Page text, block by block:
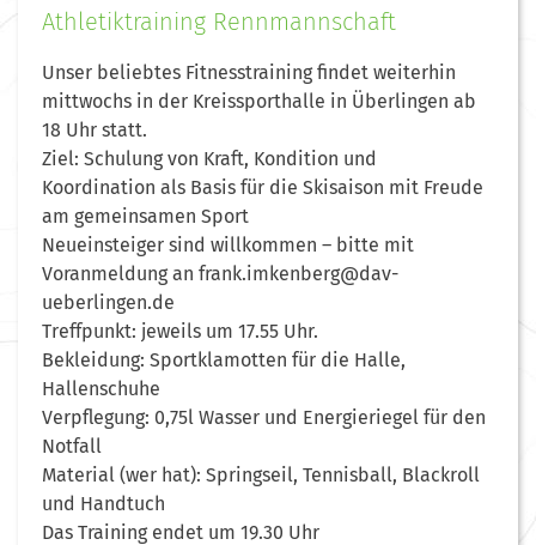
Athletiktraining Rennmannschaft
Unser beliebtes Fitnesstraining findet weiterhin
mittwochs in der Kreissporthalle in Überlingen ab
18 Uhr statt.
Ziel: Schulung von Kraft, Kondition und
Koordination als Basis für die Skisaison mit Freude
am gemeinsamen Sport
Neueinsteiger sind willkommen – bitte mit
Voranmeldung an frank.imkenberg@dav-
ueberlingen.de
Treffpunkt: jeweils um 17.55 Uhr.
Bekleidung: Sportklamotten für die Halle,
Hallenschuhe
Verpflegung: 0,75l Wasser und Energieriegel für den
Notfall
Material (wer hat): Springseil, Tennisball, Blackroll
und Handtuch
Das Training endet um 19.30 Uhr